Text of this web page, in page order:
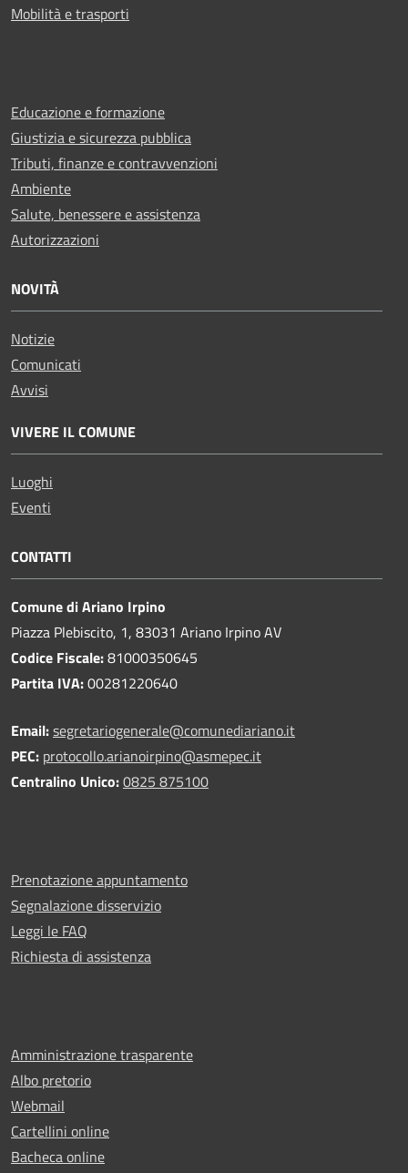
Mobilità e trasporti
Educazione e formazione
Giustizia e sicurezza pubblica
Tributi, finanze e contravvenzioni
Ambiente
Salute, benessere e assistenza
Autorizzazioni
NOVITÀ
Notizie
Comunicati
Avvisi
VIVERE IL COMUNE
Luoghi
Eventi
CONTATTI
Comune di Ariano Irpino
Piazza Plebiscito, 1, 83031 Ariano Irpino AV
Codice Fiscale:81000350645
Partita IVA:00281220640
Email:segretariogenerale@comunediariano.it
PEC: protocollo.arianoirpino@asmepec.it
Centralino Unico:0825 875100
Prenotazione appuntamento
Segnalazione disservizio
Leggi le FAQ
Richiesta di assistenza
Amministrazione trasparente
Albo pretorio
Webmail
Cartellini online
Bacheca online